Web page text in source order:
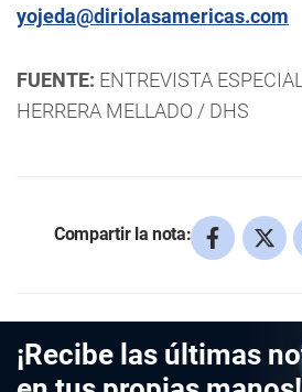
yojeda@diriolasamericas.com
FUENTE: ENTREVISTA
HERRERA MELLADO / DHS
Compartir la nota:
¡Recibe las últimas